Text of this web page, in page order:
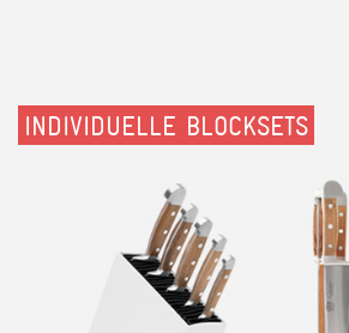
INDIVIDUELLE BLOCKSETS